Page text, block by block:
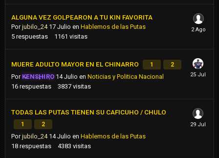
ALGUNA VEZ GOLPEARON A TU KIN FAVORITA
Porjubilo_24 17 Julio en Hablemos de las Putas
5 respuestas 1161 visitas
MUERE ADULTO MAYOR EN EL CHINARRO 1 2
Por KENSHIRO 14 Julio enNoticias y Politica Nacional
16 respuestas 3837 visitas
TODAS LAS PUTAS TIENEN SU CAFICUHO / CHULO
1 2
Porjubilo_24 14 Julio en Hablemos de las Putas
18 respuestas 4383 visitas